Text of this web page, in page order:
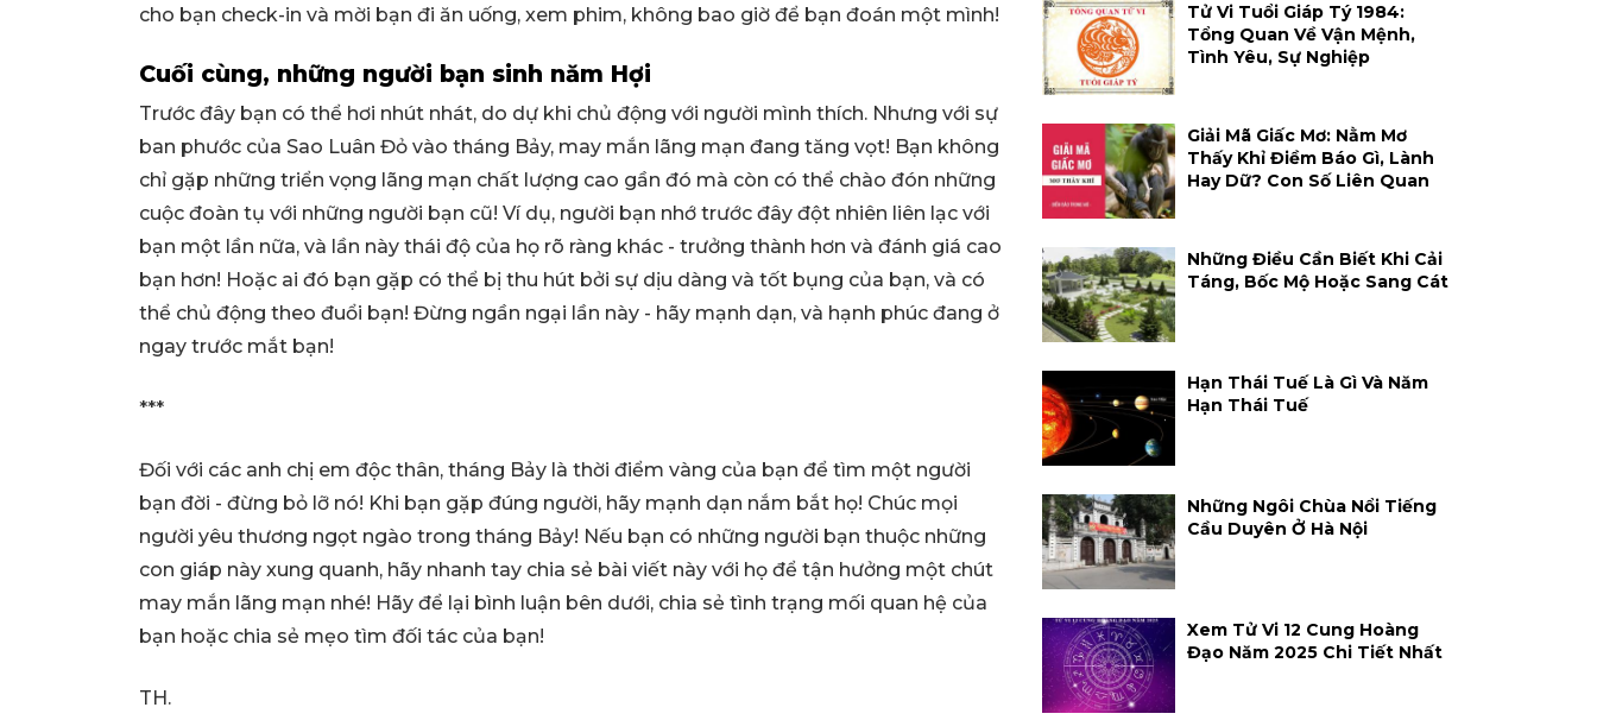
cho bạn check-in và mời bạn đi ăn uống, xem phim, không bao giờ để bạn đoán một mình!
Cuối cùng, những người bạn sinh năm Hợi
Trước đây bạn có thể hơi nhút nhát, do dự khi chủ động với người mình thích. Nhưng với sự
ban phước của Sao Luân Đỏ vào tháng Bảy, may mắn lãng mạn đang tăng vọt! Bạn không
chỉ gặp những triển vọng lãng mạn chất lượng cao gần đó mà còn có thể chào đón những
cuộc đoàn tụ với những người bạn cũ! Ví dụ, người bạn nhớ trước đây đột nhiên liên lạc với
bạn một lần nữa, và lần này thái độ của họ rõ ràng khác - trưởng thành hơn và đánh giá cao
bạn hơn! Hoặc ai đó bạn gặp có thể bị thu hút bởi sự dịu dàng và tốt bụng của bạn, và có
thể chủ động theo đuổi bạn! Đừng ngần ngại lần này - hãy mạnh dạn, và hạnh phúc đang ở
ngay trước mắt bạn!
***
Đối với các anh chị em độc thân, tháng Bảy là thời điểm vàng của bạn để tìm một người
bạn đời - đừng bỏ lỡ nó! Khi bạn gặp đúng người, hãy mạnh dạn nắm bắt họ! Chúc mọi
người yêu thương ngọt ngào trong tháng Bảy! Nếu bạn có những người bạn thuộc những
con giáp này xung quanh, hãy nhanh tay chia sẻ bài viết này với họ để tận hưởng một chút
may mắn lãng mạn nhé! Hãy để lại bình luận bên dưới, chia sẻ tình trạng mối quan hệ của
bạn hoặc chia sẻ mẹo tìm đối tác của bạn!
TH.
Tử Vi Tuổi Giáp Tý 1984:
Tổng Quan Về Vận Mệnh,
Tình Yêu, Sự Nghiệp
Giải Mã Giấc Mơ: Nằm Mơ
Thấy Khỉ Điềm Báo Gì, Lành
Hay Dữ? Con Số Liên Quan
Những Điều Cần Biết Khi Cải
Táng, Bốc Mộ Hoặc Sang Cát
Hạn Thái Tuế Là Gì Và Năm
Hạn Thái Tuế
Những Ngôi Chùa Nổi Tiếng
Cầu Duyên Ở Hà Nội
Xem Tử Vi 12 Cung Hoàng
Đạo Năm 2025 Chi Tiết Nhất